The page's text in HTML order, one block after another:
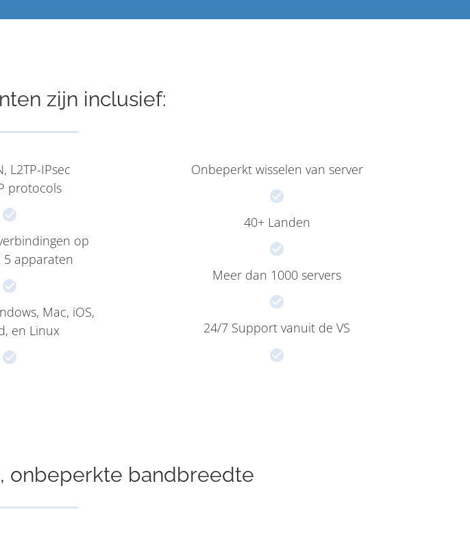
zijn inclusief:
L2TP-IPsec
protocols
op
5 apparaten
Mac, iOS,
en Linux
Onbeperkt wisselen van server
40+ Landen
Meer dan 1000 servers
24/7 Support vanuit de VS
onbeperkte bandbreedte